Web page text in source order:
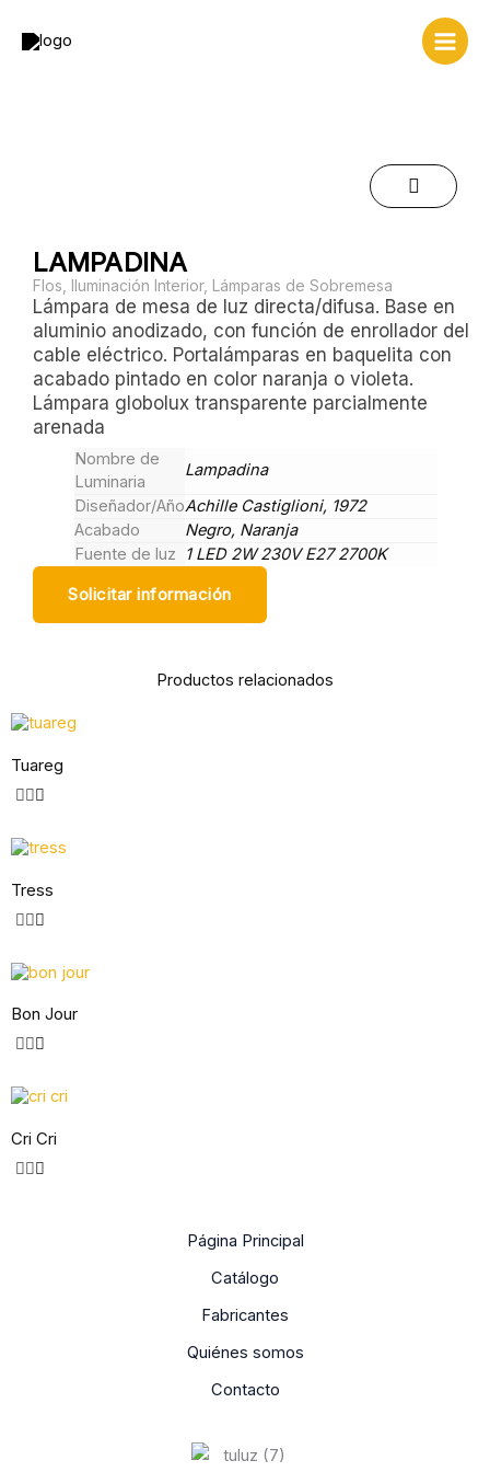
LAMPADINA
Flos Iluminación Interior, Lámparas de Sobremesa
Lámpara de mesa de luz directa/difusa. Base en
aluminio anodizado, con función de enrollador del
cable eléctrico. Portalámparas en baquelita con
acabado pintado en color naranja o violeta.
Lámpara globolux transparente parcialmente
arenada
Nombre de
Luminaria
Lampadina
Diseñador/AñoAchille Castiglioni, 1972
Acabado
Negro, Naranja
Fuente de luz
1 LED 2W 230V E27 2700K
Solicitar información
Productos relacionados
Tuareg
Tress
Bon Jour
Cri Cri
Página Principal
Catálogo
Fabricantes
Quiénes somos
Contacto